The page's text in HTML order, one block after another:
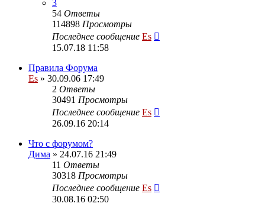
3
54 Ответы
114898 Просмотры
Последнее сообщение Es
15.07.18 11:58
Правила Форума
Es » 30.09.06 17:49
2 Ответы
30491 Просмотры
Последнее сообщение Es
26.09.16 20:14
Что с форумом?
Дима » 24.07.16 21:49
11 Ответы
30318 Просмотры
Последнее сообщение Es
30.08.16 02:50